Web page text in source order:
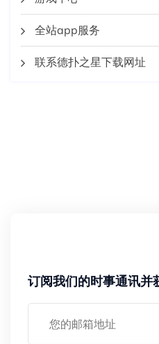
全站app服务
联系德扑之星下载网址
订阅我们的时事通讯并